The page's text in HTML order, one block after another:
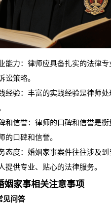
能力：律师应具备扎实的法律
讼策略。
经验：丰富的实践经验是律师
和信誉：律师的口碑和信誉是
的口碑和信誉。
态度：婚姻家事案件往往涉及
提供专业、贴心的法律服务。
姻家事相关注意事项
见问答